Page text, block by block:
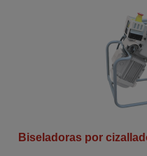
Biseladoras por